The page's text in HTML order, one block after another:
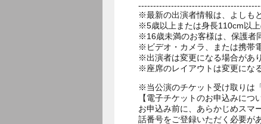
※最新の出演者情報は、よしも
※5歳以上または身長110cm以
※16歳未満のお客様は、保護者
※ビデオ・カメラ、または携帯
※出演者は変更になる場合があ
※座席のレイアウトは変更にな
※当公演のチケット受け取りは
【電子チケットのお申込みにつ
お申込み前に、あらかじめスマ
話番号をご登録いただく必要が